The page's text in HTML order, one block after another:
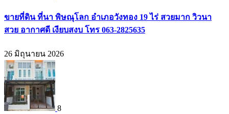
ขายที่ดิน ที่นา พิษณุโลก อำเภอวังทอง 19 ไร่ สวยมาก วิวนา
สวย อากาศดี เงียบสงบ โทร 063-2825635
26 มิถุนายน 2026
8